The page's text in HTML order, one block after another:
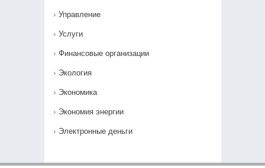
Управление
Услуги
Финансовые организации
Экология
Экономика
Экономия энергии
Электронные деньги